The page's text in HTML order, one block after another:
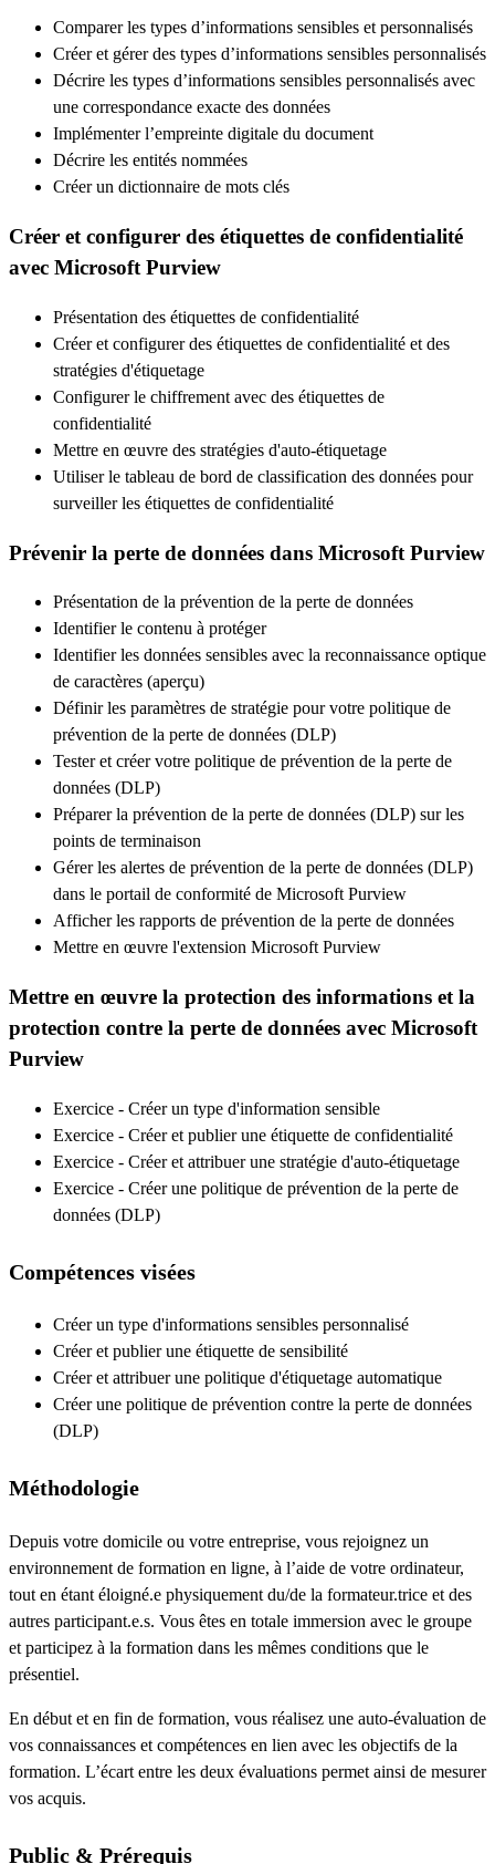
Comparer les types d’informations sensibles et personnalisés
Créer et gérer des types d’informations sensibles personnalisés
Décrire les types d’informations sensibles personnalisés avec
une correspondance exacte des données
Implémenter l’empreinte digitale du document
Décrire les entités nommées
Créer un dictionnaire de mots clés
Créer et configurer des étiquettes de confidentialité
avec Microsoft Purview
Présentation des étiquettes de confidentialité
Créer et configurer des étiquettes de confidentialité et des
stratégies d'étiquetage
Configurer le chiffrement avec des étiquettes de
confidentialité
Mettre en œuvre des stratégies d'auto-étiquetage
Utiliser le tableau de bord de classification des données pour
surveiller les étiquettes de confidentialité
Prévenir la perte de données dans Microsoft Purview
Présentation de la prévention de la perte de données
Identifier le contenu à protéger
Identifier les données sensibles avec la reconnaissance optique
de caractères (aperçu)
Définir les paramètres de stratégie pour votre politique de
prévention de la perte de données (DLP)
Tester et créer votre politique de prévention de la perte de
données (DLP)
Préparer la prévention de la perte de données (DLP) sur les
points de terminaison
Gérer les alertes de prévention de la perte de données (DLP)
dans le portail de conformité de Microsoft Purview
Afficher les rapports de prévention de la perte de données
Mettre en œuvre l'extension Microsoft Purview
Mettre en œuvre la protection des informations et la
protection contre la perte de données avec Microsoft
Purview
Exercice - Créer un type d'information sensible
Exercice - Créer et publier une étiquette de confidentialité
Exercice - Créer et attribuer une stratégie d'auto-étiquetage
Exercice - Créer une politique de prévention de la perte de
données (DLP)
Compétences visées
Créer un type d'informations sensibles personnalisé
Créer et publier une étiquette de sensibilité
Créer et attribuer une politique d'étiquetage automatique
Créer une politique de prévention contre la perte de données
(DLP)
Méthodologie
Depuis votre domicile ou votre entreprise, vous rejoignez un
environnement de formation en ligne, à l’aide de votre ordinateur,
tout en étant éloigné.e physiquement du/de la formateur.trice et des
autres participant.e.s. Vous êtes en totale immersion avec le groupe
et participez à la formation dans les mêmes conditions que le
présentiel.
En début et en fin de formation, vous réalisez une auto-évaluation de
vos connaissances et compétences en lien avec les objectifs de la
formation. L’écart entre les deux évaluations permet ainsi de mesurer
vos acquis.
Public & Prérequis